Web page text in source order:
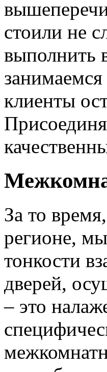
стоили не
выполнить
клиенты
За то
регионе,
тонкости
дверей,
– это